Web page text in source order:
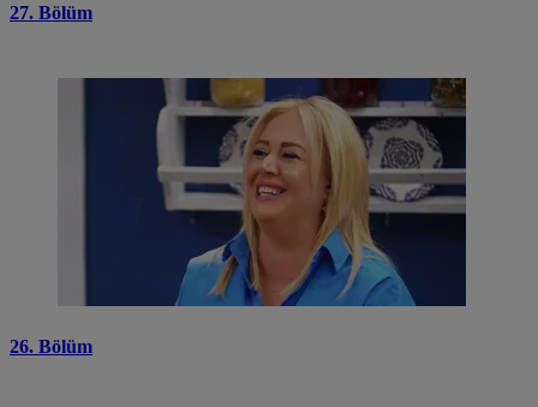
27. Bölüm
26. Bölüm